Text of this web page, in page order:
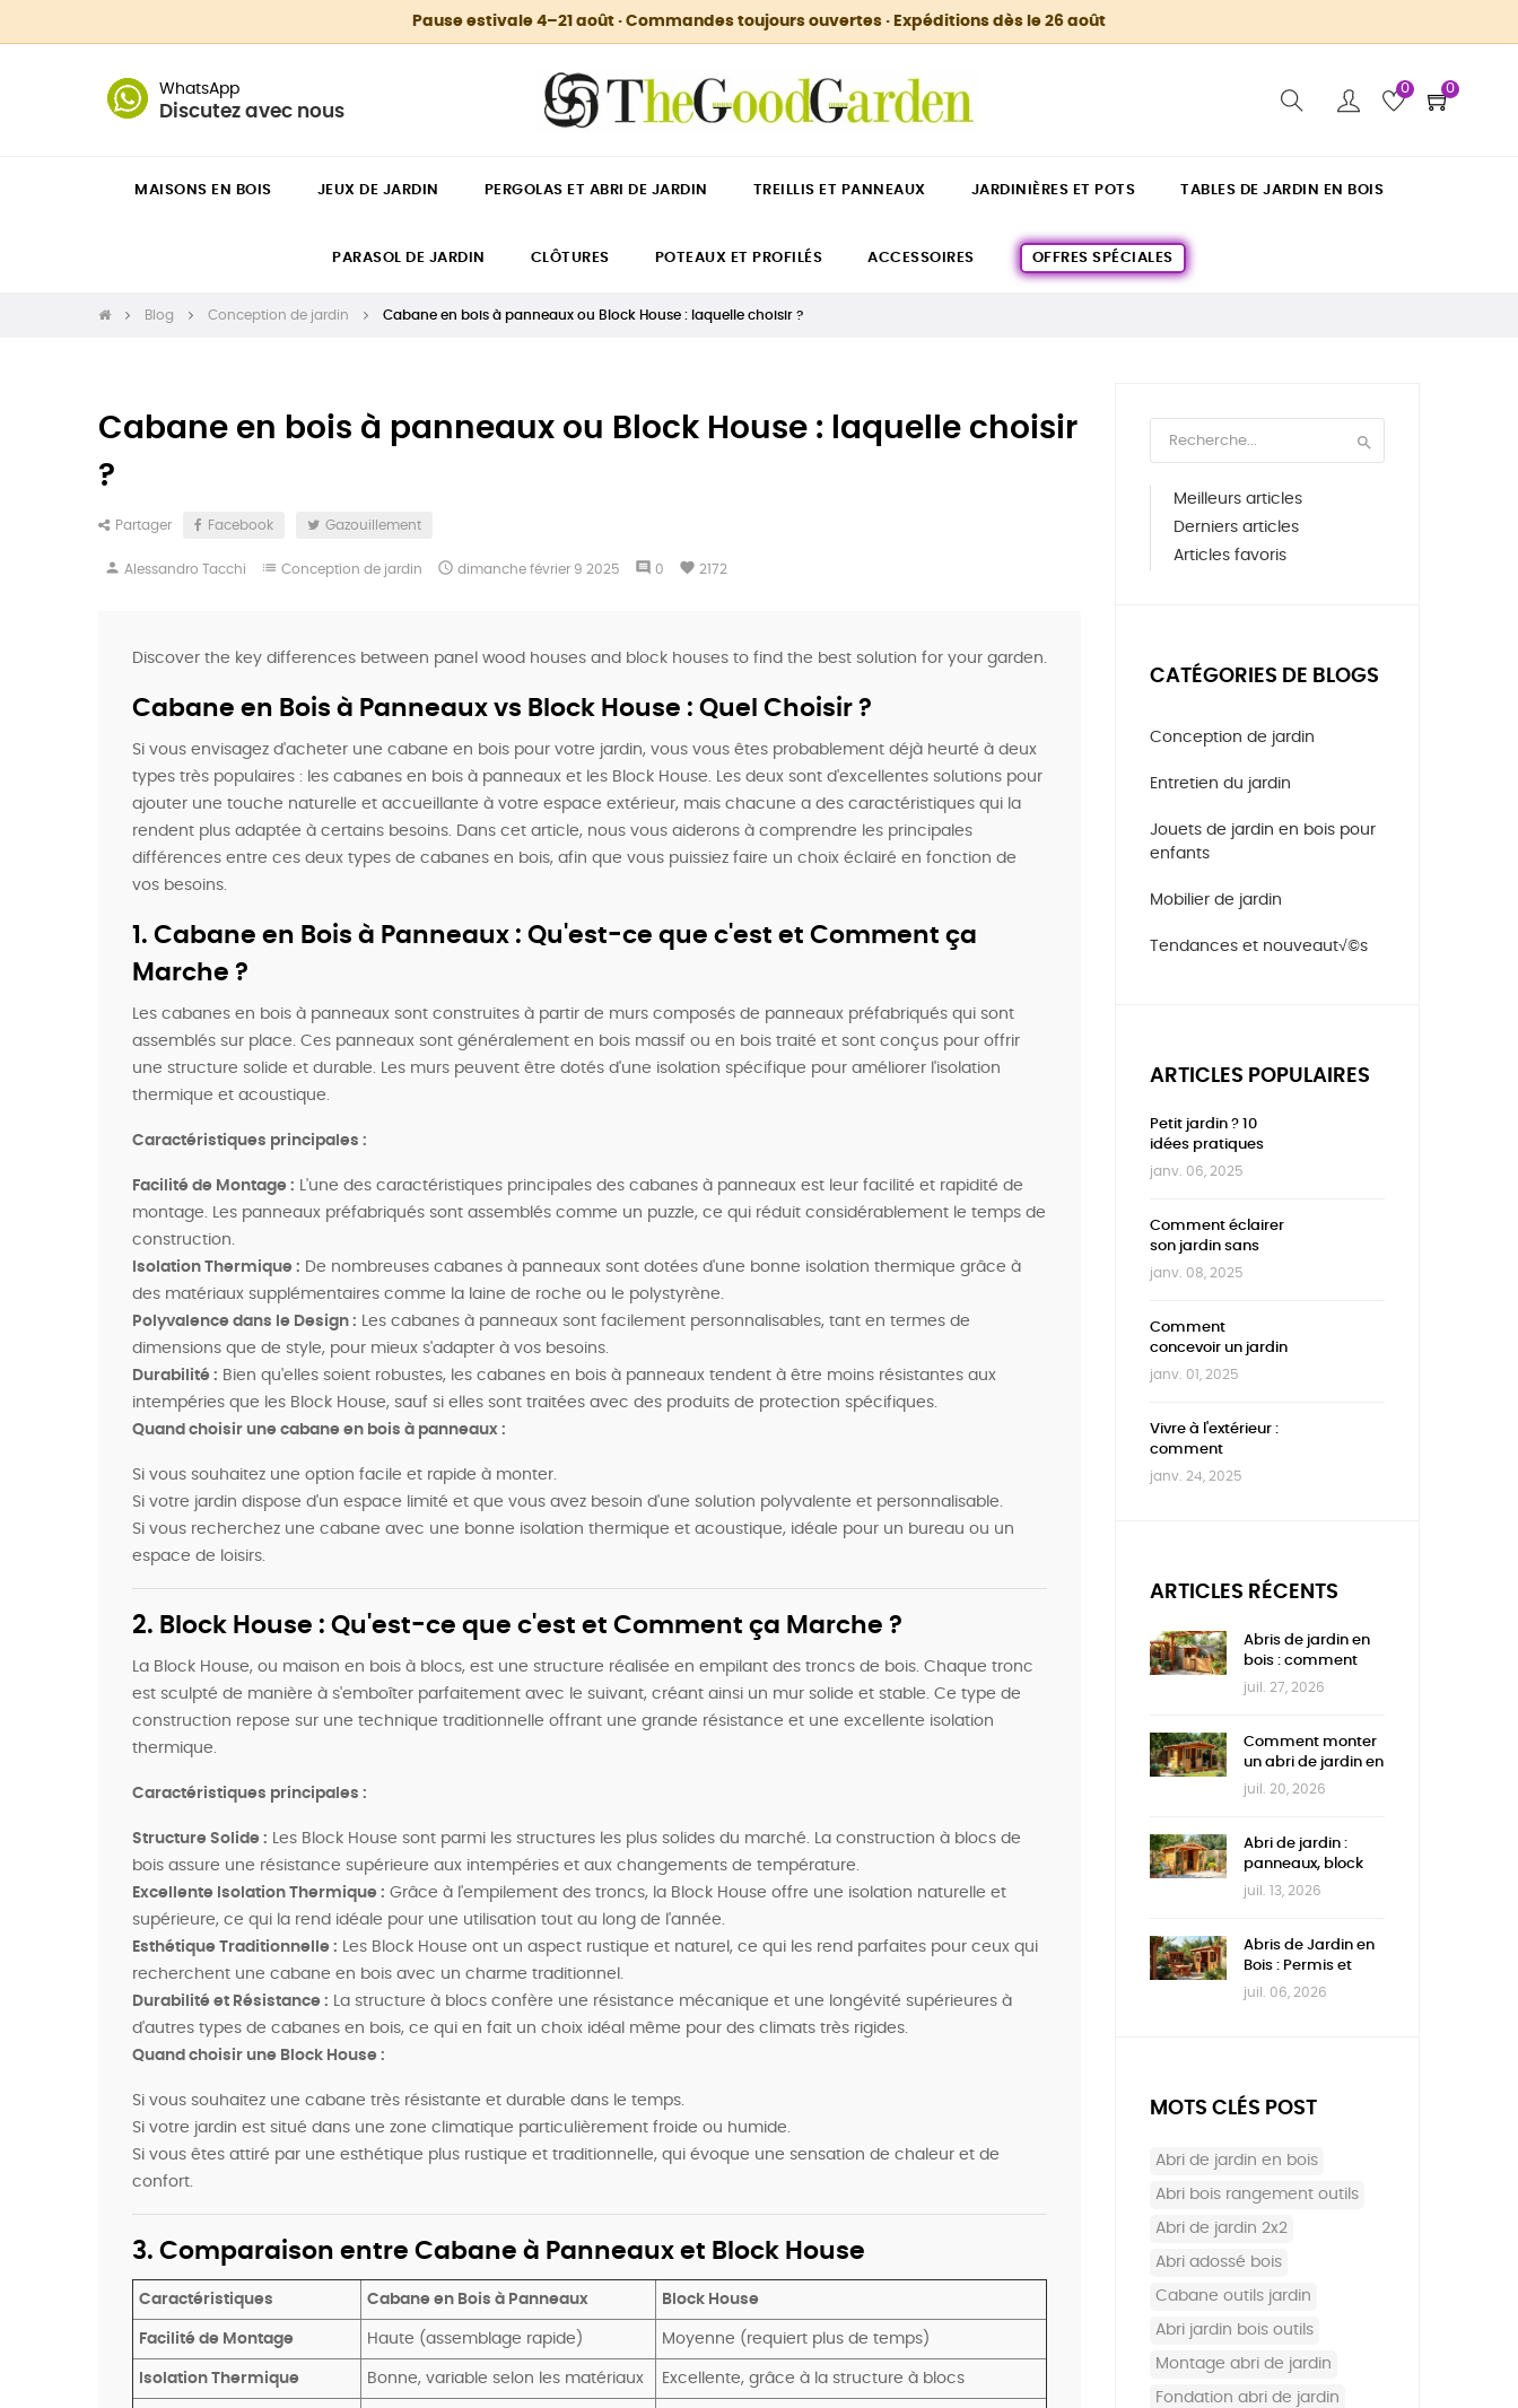
Pause estivale 4–21 août · Commandes toujours ouvertes · Expéditions dès le 26 août
WhatsApp
Discutez avec nous
0 0
MAISONS EN BOIS JEUX DE JARDIN PERGOLAS ET ABRI DE JARDIN TREILLIS ET PANNEAUX JARDINIÈRES ET POTS TABLES DE JARDIN EN BOIS
PARASOL DE JARDIN CLÔTURES POTEAUX ET PROFILÉS ACCESSOIRES OFFRES SPÉCIALES
Blog Conception de jardin Cabane en bois à panneaux ou Block House : laquelle choisir ?
Cabane en bois à panneaux ou Block House : laquelle choisir
?
Partager Facebook Gazouillement
person Alessandro Tacchi list Conception de jardin  dimanche février 9 2025 comment 0 favorite 2172
Discover the key differences between panel wood houses and block houses to find the best solution for your garden.
Cabane en Bois à Panneaux vs Block House : Quel Choisir ?
Si vous envisagez d'acheter une cabane en bois pour votre jardin, vous vous êtes probablement déjà heurté à deux
types très populaires : les cabanes en bois à panneaux et les Block House. Les deux sont d'excellentes solutions pour
ajouter une touche naturelle et accueillante à votre espace extérieur, mais chacune a des caractéristiques qui la
rendent plus adaptée à certains besoins. Dans cet article, nous vous aiderons à comprendre les principales
différences entre ces deux types de cabanes en bois, afin que vous puissiez faire un choix éclairé en fonction de
vos besoins.
1. Cabane en Bois à Panneaux : Qu'est-ce que c'est et Comment ça
Marche ?
Les cabanes en bois à panneaux sont construites à partir de murs composés de panneaux préfabriqués qui sont
assemblés sur place. Ces panneaux sont généralement en bois massif ou en bois traité et sont conçus pour offrir
une structure solide et durable. Les murs peuvent être dotés d'une isolation spécifique pour améliorer l'isolation
thermique et acoustique.
Caractéristiques principales :
Facilité de Montage : L'une des caractéristiques principales des cabanes à panneaux est leur facilité et rapidité de
montage. Les panneaux préfabriqués sont assemblés comme un puzzle, ce qui réduit considérablement le temps de
construction.
Isolation Thermique : De nombreuses cabanes à panneaux sont dotées d'une bonne isolation thermique grâce à
des matériaux supplémentaires comme la laine de roche ou le polystyrène.
Polyvalence dans le Design : Les cabanes à panneaux sont facilement personnalisables, tant en termes de
dimensions que de style, pour mieux s'adapter à vos besoins.
Durabilité : Bien qu'elles soient robustes, les cabanes en bois à panneaux tendent à être moins résistantes aux
intempéries que les Block House, sauf si elles sont traitées avec des produits de protection spécifiques.
Quand choisir une cabane en bois à panneaux :
Si vous souhaitez une option facile et rapide à monter.
Si votre jardin dispose d'un espace limité et que vous avez besoin d'une solution polyvalente et personnalisable.
Si vous recherchez une cabane avec une bonne isolation thermique et acoustique, idéale pour un bureau ou un
espace de loisirs.
2. Block House : Qu'est-ce que c'est et Comment ça Marche ?
La Block House, ou maison en bois à blocs, est une structure réalisée en empilant des troncs de bois. Chaque tronc
est sculpté de manière à s'emboîter parfaitement avec le suivant, créant ainsi un mur solide et stable. Ce type de
construction repose sur une technique traditionnelle offrant une grande résistance et une excellente isolation
thermique.
Caractéristiques principales :
Structure Solide : Les Block House sont parmi les structures les plus solides du marché. La construction à blocs de
bois assure une résistance supérieure aux intempéries et aux changements de température.
Excellente Isolation Thermique : Grâce à l'empilement des troncs, la Block House offre une isolation naturelle et
supérieure, ce qui la rend idéale pour une utilisation tout au long de l'année.
Esthétique Traditionnelle : Les Block House ont un aspect rustique et naturel, ce qui les rend parfaites pour ceux qui
recherchent une cabane en bois avec un charme traditionnel.
Durabilité et Résistance : La structure à blocs confère une résistance mécanique et une longévité supérieures à
d'autres types de cabanes en bois, ce qui en fait un choix idéal même pour des climats très rigides.
Quand choisir une Block House :
Si vous souhaitez une cabane très résistante et durable dans le temps.
Si votre jardin est situé dans une zone climatique particulièrement froide ou humide.
Si vous êtes attiré par une esthétique plus rustique et traditionnelle, qui évoque une sensation de chaleur et de
confort.
3. Comparaison entre Cabane à Panneaux et Block House
Caractéristiques Cabane en Bois à Panneaux Block House
Facilité de Montage Haute (assemblage rapide) Moyenne (requiert plus de temps)
Isolation Thermique Bonne, variable selon les matériaux Excellente, grâce à la structure à blocs

Meilleurs articles
Derniers articles
Articles favoris
CATÉGORIES DE BLOGS
Conception de jardin
Entretien du jardin
Jouets de jardin en bois pour
enfants
Mobilier de jardin
Tendances et nouveaut√©s
ARTICLES POPULAIRES
Petit jardin ? 10
idées pratiques
pour exploiter
janv. 06, 2025
Comment éclairer
son jardin sans
trop dépenser |
design
janv. 08, 2025
Comment
concevoir un jardin
de zéro | Guide
janv. 01, 2025
Vivre à l'extérieur :
comment
transformer votre
janv. 24, 2025
ARTICLES RÉCENTS
Abris de jardin en
bois : comment
choisir la bonne
juil. 27, 2026
Comment monter
un abri de jardin en
bois
juil. 20, 2026
Abri de jardin :
panneaux, block
house ou lambris ?
juil. 13, 2026
Abris de Jardin en
Bois : Permis et
Conseils de Choix
juil. 06, 2026
MOTS CLÉS POST
abri de jardin en bois
abri bois rangement outils
abri de jardin 2x2
abri adossé bois
cabane outils jardin
abri jardin bois outils
montage abri de jardin
fondation abri de jardin